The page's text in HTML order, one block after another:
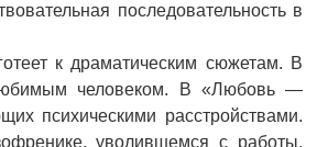
последовательность в
к драматическим сюжетам. В
человеком. В «Любовь —
психическими расстройствами.
уволившемся с работы,